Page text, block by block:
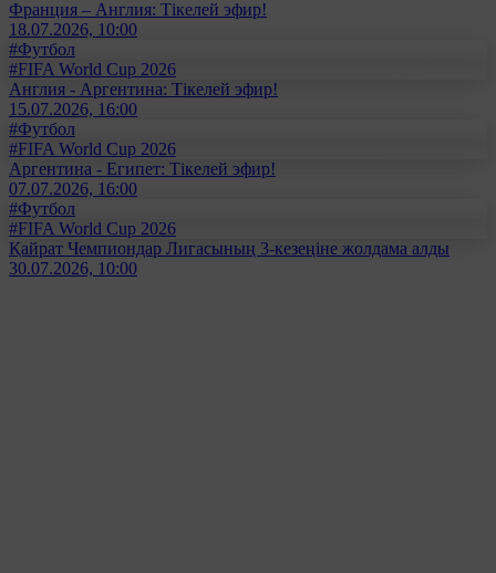
Франция – Англия: Тікелей эфир!
18.07.2026, 10:00
#Футбол
#FIFA World Cup 2026
Англия - Аргентина: Тікелей эфир!
15.07.2026, 16:00
#Футбол
#FIFA World Cup 2026
Аргентина - Египет: Тікелей эфир!
07.07.2026, 16:00
#Футбол
#FIFA World Cup 2026
Қайрат Чемпиондар Лигасының 3-кезеңіне жолдама алды
30.07.2026, 10:00